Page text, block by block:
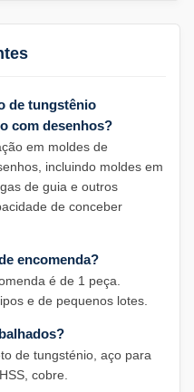
de tungstênio
com desenhos?
em moldes de
incluindo moldes em
de guia e outros
de conceber
encomenda?
é de 1 peça.
e de pequenos lotes.
de tungsténio, aço para
cobre.